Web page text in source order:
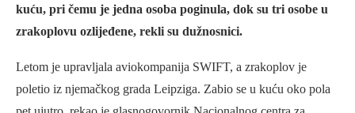
kuću, pri čemu je jedna osoba poginula, dok su tri osobe u
zrakoplovu ozlijeđene, rekli su dužnosnici.
Letom je upravljala aviokompanija SWIFT, a zrakoplov je
poletio iz njemačkog grada Leipziga. Zabio se u kuću oko pola